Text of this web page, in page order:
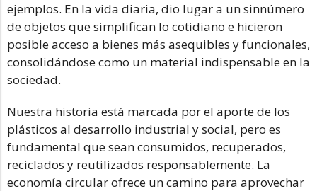
ejemplos. En la vida diaria, dio lugar a un sinnúmero
de objetos que simplifican lo cotidiano e hicieron
posible acceso a bienes más asequibles y funcionales,
consolidándose como un material indispensable en la
sociedad.
Nuestra historia está marcada por el aporte de los
plásticos al desarrollo industrial y social, pero es
fundamental que sean consumidos, recuperados,
reciclados y reutilizados responsablemente. La
economía circular ofrece un camino para aprovechar